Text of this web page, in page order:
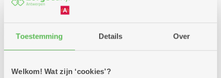
Toestemming Details Over
Welkom! Wat zijn ‘cookies’?
aquagym
biljarten (met club)
bodymix
bodybalance